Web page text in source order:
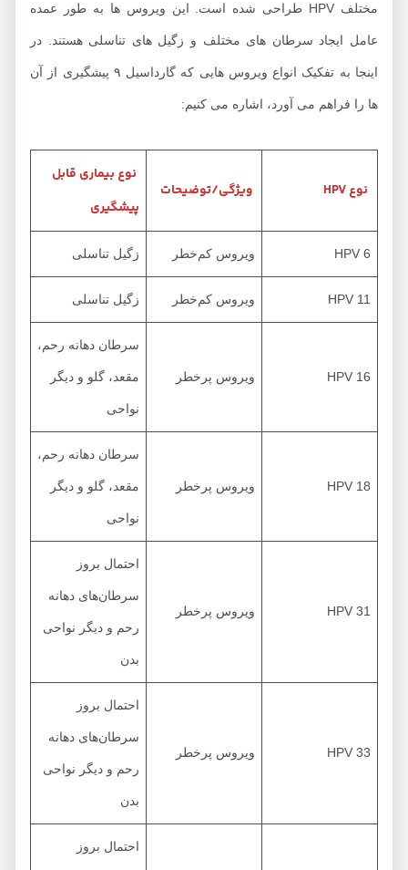
مختلف HPV طراحی شده است. این ویروس ها به طور عمده
ایجاد سرطان های مختلف و زگیل های تناسلی هستند. در
اینجا به تفکیک انواع ویروس هایی که گارداسیل ۹ پیشگیری از آن
را فراهم می آورد، اشاره می کنیم:
ویژگی/توضیحات
نوع بیماری قابل
پیشگیری
ویروس کم‌خطر زگیل تناسلی
HPV 11 ویروس کم‌خطر زگیل تناسلی
HPV 16 ویروس پرخطر
سرطان دهانه رحم،
مقعد، گلو و دیگر
HPV 18 ویروس پرخطر
سرطان دهانه رحم،
مقعد، گلو و دیگر
HPV 31 ویروس پرخطر
احتمال بروز
سرطان‌های دهانه
رحم و دیگر نواحی
HPV 33 ویروس پرخطر
احتمال بروز
سرطان‌های دهانه
رحم و دیگر نواحی
احتمال بروز